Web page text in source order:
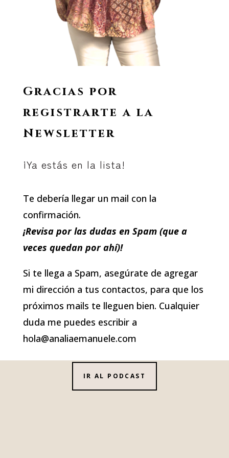
Gracias por
registrarte a la
Newsletter
¡Ya estás en la lista!
Te debería llegar un mail con la
confirmación.
¡Revisa por las dudas en Spam (que a
veces quedan por ahí)!
Si te llega a Spam, asegúrate de agregar
mi dirección a tus contactos, para que los
próximos mails te lleguen bien. Cualquier
duda me puedes escribir a
hola@analiaemanuele.com
IR AL PODCAST